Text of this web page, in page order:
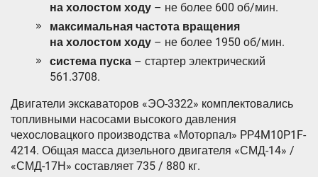
на холостом ходу – не более 600 об/мин.
максимальная частота вращения
на холостом ходу – не более 1950 об/мин.
система пуска – стартер электрический
561.3708.
Двигатели экскаваторов «ЭО-3322» комплектовались
топливными насосами высокого давления
чехословацкого производства «Моторпал» PP4M10P1F-
4214. Общая масса дизельного двигателя «СМД-14» /
«СМД-17Н» составляет 735 / 880 кг.